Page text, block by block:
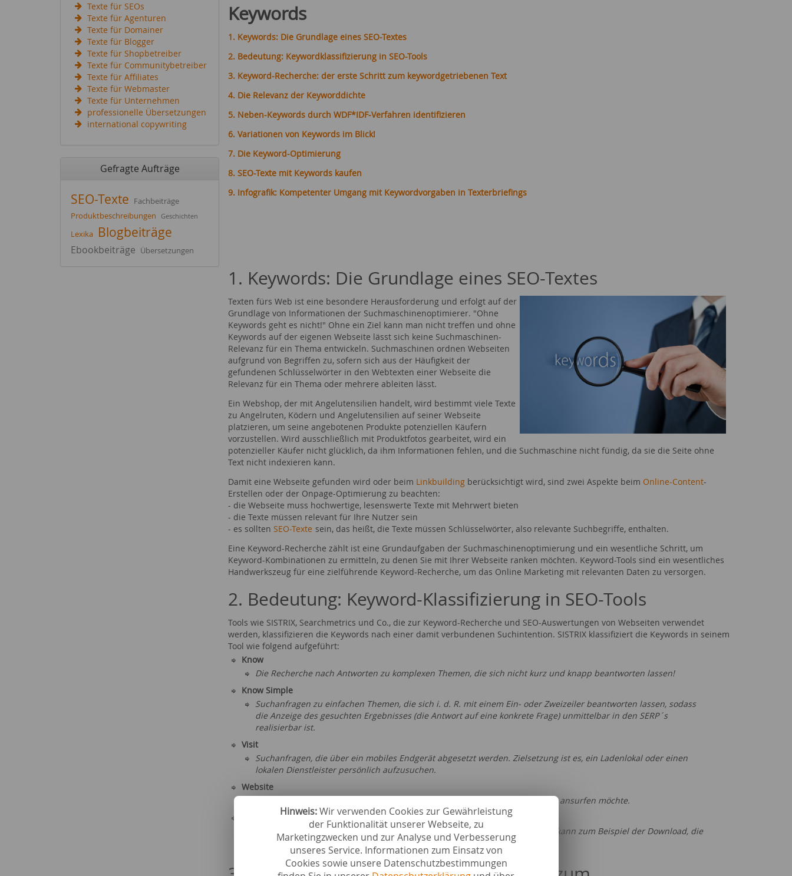
Hinweis:Wir verwenden Cookies zur Gewährleistung
der Funktionalität unserer Webseite, zu
Marketingzwecken und zur Analyse und Verbesserung
unseres Service. Informationen zum Einsatz von
Cookies sowie unsere Datenschutzbestimmungen
Texte für SEOs
Texte für Agenturen
Texte für Domainer
Texte für Blogger
Texte für Shopbetreiber
Texte für Communitybetreiber
Texte für Affiliates
Texte für Webmaster
Texte für Unternehmen
professionelle Übersetzungen
international copywriting
Gefragte Aufträge
SEO-Texte Fachbeiträge
Produktbeschreibungen
Geschichten
Lexika Blogbeiträge
Ebookbeiträge Übersetzungen
Keywords
1. Keywords: Die Grundlage eines SEO-Textes
2. Bedeutung: Keywordklassifizierung in SEO-Tools
3. Keyword-Recherche: der erste Schritt zum keywordgetriebenen Text
4. Die Relevanz der Keyworddichte
5. Neben-Keywords durch WDF*IDF-Verfahren identifizieren
6. Variationen von Keywords im Blick!
7. Die Keyword-Optimierung
8. SEO-Texte mit Keywords kaufen
9. Infografik: Kompetenter Umgang mit Keywordvorgaben in Texterbriefings
1. Keywords: Die Grundlage eines SEO-Textes
Texten fürs Web ist eine besondere Herausforderung und erfolgt auf der
Grundlage von Informationen der Suchmaschinenoptimierer. "Ohne
Keywords geht es nicht!" Ohne ein Ziel kann man nicht treffen und ohne
Keywords auf der eigenen Webseite lässt sich keine Suchmaschinen-
Relevanz für ein Thema entwickeln. Suchmaschinen ordnen Webseiten
aufgrund von Begriffen zu, sofern sich aus der Häufigkeit der
gefundenen Schlüsselwörter in den Webtexten einer Webseite die
Relevanz für ein Thema oder mehrere ableiten lässt.
Ein Webshop, der mit Angelutensilien handelt, wird bestimmt viele Texte
zu Angelruten, Ködern und Angelutensilien auf seiner Webseite
platzieren, um seine angebotenen Produkte potenziellen Käufern
vorzustellen. Wird ausschließlich mit Produktfotos gearbeitet, wird ein
potenzieller Käufer nicht glücklich, da ihm Informationen fehlen, und die Suchmaschine nicht fündig, da sie die Seite ohne
Text nicht indexieren kann.
Damit eine Webseite gefunden wird oder beim Linkbuilding berücksichtigt wird, sind zwei Aspekte beim Online-Content-
Erstellen oder der Onpage-Optimierung zu beachten:
- die Webseite muss hochwertige, lesenswerte Texte mit Mehrwert bieten
- die Texte müssen relevant für Ihre Nutzer sein
- es sollten SEO-Texte sein, das heißt, die Texte müssen Schlüsselwörter, also relevante Suchbegriffe, enthalten.
Eine Keyword-Recherche zählt ist eine Grundaufgaben der Suchmaschinenoptimierung und ein wesentliche Schritt, um
Keyword-Kombinationen zu ermitteln, zu denen Sie mit Ihrer Webseite ranken möchten. Keyword-Tools sind ein wesentliches
Handwerkszeug für eine zielführende Keyword-Recherche, um das Online Marketing mit relevanten Daten zu versorgen.
2. Bedeutung: Keyword-Klassifizierung in SEO-Tools
Tools wie SISTRIX, Searchmetrics und Co., die zur Keyword-Recherche und SEO-Auswertungen von Webseiten verwendet
werden, klassifizieren die Keywords nach einer damit verbundenen Suchintention. SISTRIX klassifiziert die Keywords in seinem
Tool wie folgend aufgeführt:
Know
Die Recherche nach Antworten zu komplexen Themen, die sich nicht kurz und knapp beantworten lassen!
Know Simple
Suchanfragen zu einfachen Themen, die sich i. d. R. mit einem Ein- oder Zweizeiler beantworten lassen, sodass
die Anzeige des gesuchten Ergebnisses (die Antwort auf eine konkrete Frage) unmittelbar in den SERP´s
realisierbar ist.
Visit
Suchanfragen, die über ein mobiles Endgerät abgesetzt werden. Zielsetzung ist es, ein Ladenlokal oder einen
lokalen Dienstleister persönlich aufzusuchen.
Website
Google-Suchen, bei denen der Suchende eine ihm bereits bekannte Website ansurfen möchte.
Bei diesen Suchanfragen steht am Ende der Wunsch nach einer Aktion, das kann zum Beispiel der Download, die
Registrierung oder auch ein Kauf sein.